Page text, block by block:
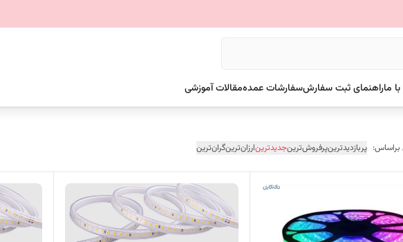
ماراهنمای ثبت سفارشسفارشات عمدهمقالات آموزشی
پربازدیدترینپرفروش‌ترینجدیدترینارزان‌ترینگران‌ترین